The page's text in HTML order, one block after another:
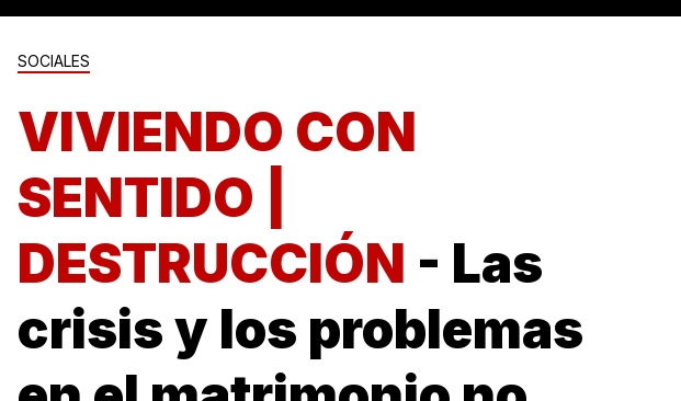
SOCIALES
VIVIENDO CON
SENTIDO |
DESTRUCCIÓN - Las
crisis y los problemas